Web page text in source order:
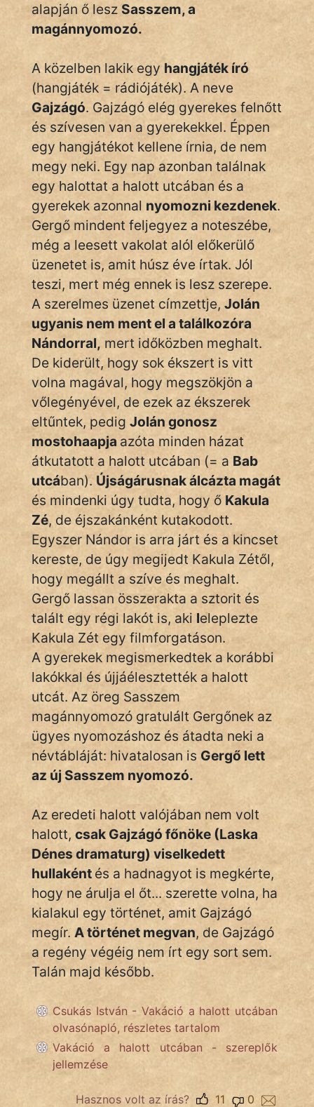
cinege
fantom
Hunor
Jób Gedeon
Láron Ádám
mikkamakka
vörös ördög
nagyöreg
NapHold
Név nélkül
pszichopati
szegény legény
Hoffer Botond
szemfüles
alapján ő lesz Sasszem, a
magánnyomozó.
A közelben lakik egy hangjáték író
(hangjáték = rádiójáték). A neve
Gajzágó. Gajzágó elég gyerekes felnőtt
és szívesen van a gyerekekkel. Éppen
egy hangjátékot kellene írnia, de nem
megy neki. Egy nap azonban találnak
egy halottat a halott utcában és a
gyerekek azonnal nyomozni kezdenek.
Gergő mindent feljegyez a noteszébe,
még a leesett vakolat alól előkerülő
üzenetet is, amit húsz éve írtak. Jól
teszi, mert még ennek is lesz szerepe.
A szerelmes üzenet címzettje, Jolán
ugyanis nem ment el a találkozóra
Nándorral, mert időközben meghalt.
De kiderült, hogy sok ékszert is vitt
volna magával, hogy megszökjön a
vőlegényével, de ezek az ékszerek
eltűntek, pedig Jolán gonosz
mostohaapja azóta minden házat
átkutatott a halott utcában (= a Bab
utcában). Újságárusnak álcázta magát
és mindenki úgy tudta, hogy ő Kakula
Zé, de éjszakánként kutakodott.
Egyszer Nándor is arra járt és a kincset
kereste, de úgy megijedt Kakula Zétől,
hogy megállt a szíve és meghalt.
Gergő lassan összerakta a sztorit és
talált egy régi lakót is, aki leleplezte
Kakula Zét egy filmforgatáson.
A gyerekek megismerkedtek a korábbi
lakókkal és újjáélesztették a halott
utcát. Az öreg Sasszem
magánnyomozó gratulált Gergőnek az
ügyes nyomozáshoz és átadta neki a
névtábláját: hivatalosan is Gergő lett
az új Sasszem nyomozó.
Az eredeti halott valójában nem volt
halott, csak Gajzágó főnöke (Laska
Dénes dramaturg) viselkedett
hullaként és a hadnagyot is megkérte,
hogy ne árulja el őt... szerette volna, ha
kialakul egy történet, amit Gajzágó
megír. A történet megvan, de Gajzágó
a regény végéig nem írt egy sort sem.
Talán majd később.
Csukás István - Vakáció a halott utcában
olvasónapló, részletes tartalom
Vakáció a halott utcában - szereplők
jellemzése
Hasznos volt az írás? 0
11